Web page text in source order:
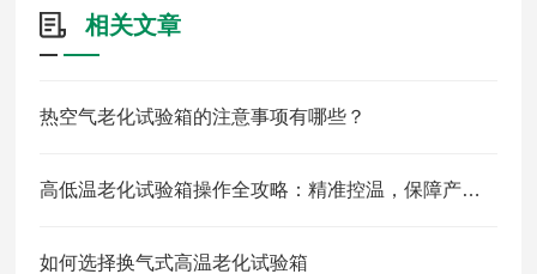
相关文章
热空气老化试验箱的注意事项有哪些？
高低温老化试验箱操作全攻略：精准控温，保障产品可靠性测试
如何选择换气式高温老化试验箱